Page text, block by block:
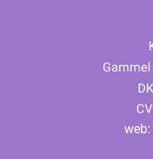
web: